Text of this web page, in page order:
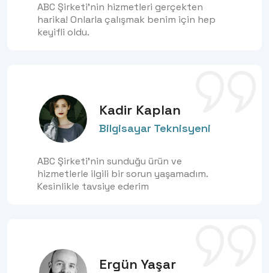
ABC Şirketi'nin hizmetleri gerçekten
harika! Onlarla çalışmak benim için hep
keyifli oldu.
Kadir Kaplan
Bilgisayar Teknisyeni
ABC Şirketi'nin sunduğu ürün ve
hizmetlerle ilgili bir sorun yaşamadım.
Kesinlikle tavsiye ederim
Ergün Yaşar